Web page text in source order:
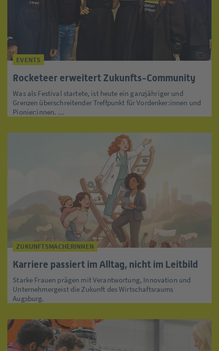
EVENTS
Rocketeer erweitert Zukunfts-Community
Was als Festival startete, ist heute ein ganzjähriger und
Grenzen überschreitender Treffpunkt für Vordenker:innen und
Pionier:innen. ...
ZUKUNFTSMACHERINNEN
Karriere passiert im Alltag, nicht im Leitbild
Starke Frauen prägen mit Verantwortung, Innovation und
Unternehmergeist die Zukunft des Wirtschaftsraums
Augsburg.